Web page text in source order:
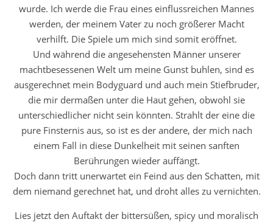
wurde. Ich werde die Frau eines einflussreichen Mannes
werden, der meinem Vater zu noch größerer Macht
verhilft. Die Spiele um mich sind somit eröffnet.
Und während die angesehensten Männer unserer
machtbesessenen Welt um meine Gunst buhlen, sind es
ausgerechnet mein Bodyguard und auch mein Stiefbruder,
die mir dermaßen unter die Haut gehen, obwohl sie
unterschiedlicher nicht sein könnten. Strahlt der eine die
pure Finsternis aus, so ist es der andere, der mich nach
einem Fall in diese Dunkelheit mit seinen sanften
Berührungen wieder auffängt.
Doch dann tritt unerwartet ein Feind aus den Schatten, mit
dem niemand gerechnet hat, und droht alles zu vernichten.
Lies jetzt den Auftakt der bittersüßen, spicy und moralisch